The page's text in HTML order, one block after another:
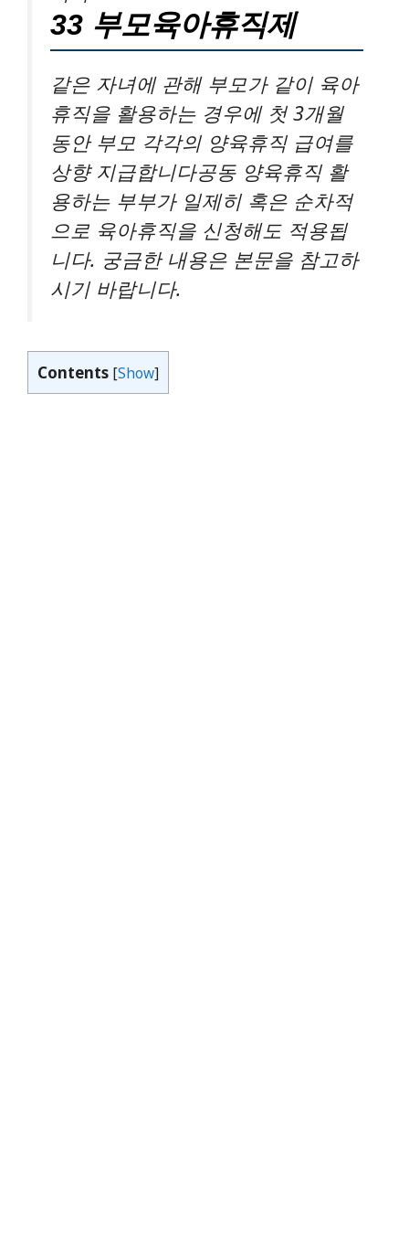
33 부모육아휴직제
같은 자녀에 관해 부모가 같이 육아
휴직을 활용하는 경우에 첫 3개월
동안 부모 각각의 양육휴직 급여를
상향 지급합니다공동 양육휴직 활
용하는 부부가 일제히 혹은 순차적
으로 육아휴직을 신청해도 적용됩
니다. 궁금한 내용은 본문을 참고하
시기 바랍니다.
Contents [Show]